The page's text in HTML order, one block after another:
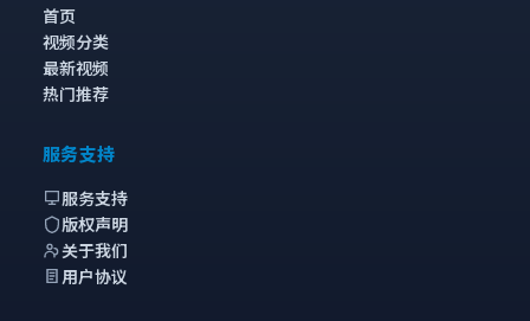
首页
视频分类
最新视频
热门推荐
服务支持
服务支持
版权声明
关于我们
用户协议